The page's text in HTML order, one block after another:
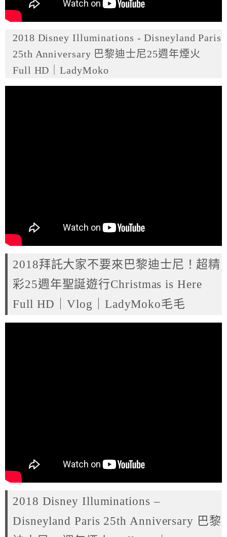
2018 Disney Illuminations - Disneyland Paris
25th Anniversary 巴黎迪士尼25週年煙火
Full HD｜LadyMoko
2018拜託大家不要來巴黎迪士尼！超精
彩25週年聖誕遊行Christmas is Here
Full HD｜Vlog｜LadyMoko毛毛
2018 Disney Illuminations –
Disneyland Paris 25th Anniversary 巴黎